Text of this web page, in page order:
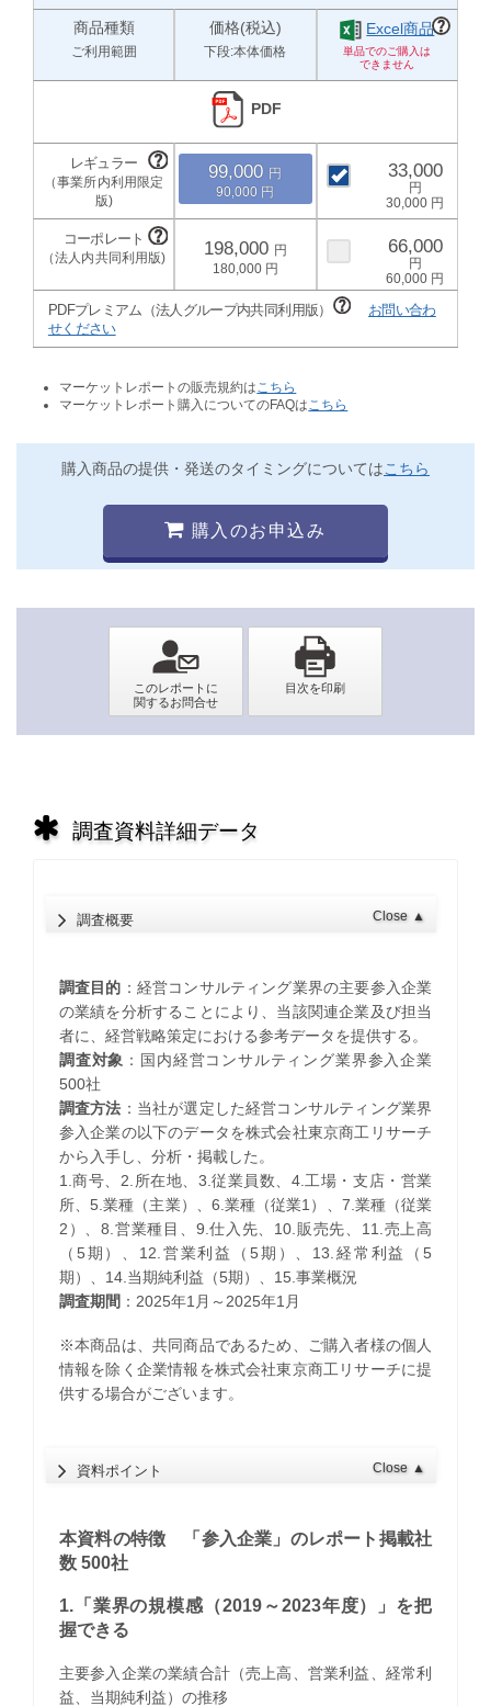
商品種類
ご利用範囲
価格(税込)
下段:本体価格
Excel商品
PDF
99,000
90,000
33,000
30,000
198,000
180,000
66,000
60,000
PDFプレミアム（法人グループ内共同利用版）
お問い合わ
せください
マーケットレポートの販売規約は こちら
マーケットレポート購入についてのFAQは こちら
購入商品の提供・発送のタイミングについてはこちら
購入のお申込み
調査資料詳細データ
調査概要 Close ▲
調査目的 ：経営コンサルティング業界の主要参入企業
の業績を分析することにより、当該関連企業及び担当
者に、経営戦略策定における参考データを提供する。
調査対象 ：国内経営コンサルティング業界参入企業
500社
調査方法 ：当社が選定した経営コンサルティング業界
参入企業の以下のデータを株式会社東京商工リサーチ
から入手し、分析・掲載した。
1.商号、2.所在地、3.従業員数、4.工場・支店・営業
所、5.業種（主業）、6.業種（従業1）、7.業種（従業
2）、8.営業種目、9.仕入先、10.販売先、11.売上高
（5期）、12.営業利益（5期）、13.経常利益（5
期）、14.当期純利益（5期）、15.事業概況
調査期間 ：2025年1月～2025年1月
※本商品は、共同商品であるため、ご購入者様の個人
情報を除く企業情報を株式会社東京商工リサーチに提
供する場合がございます。
資料ポイント Close ▲
本資料の特徴 「参入企業」のレポート掲載社
数 500社
1.「業界の規模感（2019～2023年度）」を把
握できる
主要参入企業の業績合計（売上高、営業利益、経常利
益、当期純利益）の推移